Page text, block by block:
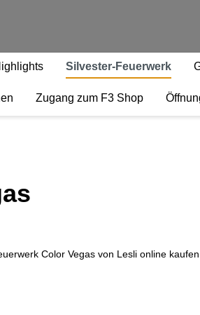
Silvester-Feuerwerk
Zugang zum F3 Shop